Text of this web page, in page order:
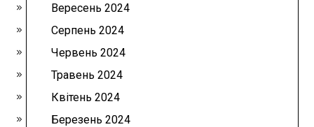
Вересень 2024
Серпень 2024
Червень 2024
Травень 2024
Квітень 2024
Березень 2024